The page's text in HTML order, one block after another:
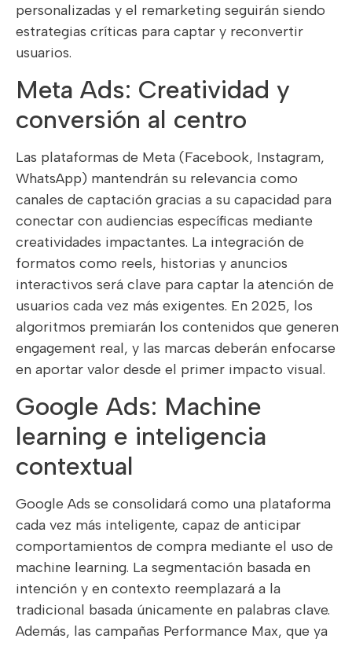
personalizadas y el remarketing seguirán siendo
estrategias críticas para captar y reconvertir
usuarios.
Meta Ads: Creatividad y
conversión al centro
Las plataformas de Meta (Facebook, Instagram,
WhatsApp) mantendrán su relevancia como
canales de captación gracias a su capacidad para
conectar con audiencias específicas mediante
creatividades impactantes. La integración de
formatos como reels, historias y anuncios
interactivos será clave para captar la atención de
usuarios cada vez más exigentes. En 2025, los
algoritmos premiarán los contenidos que generen
engagement real, y las marcas deberán enfocarse
en aportar valor desde el primer impacto visual.
Google Ads: Machine
learning e inteligencia
contextual
Google Ads se consolidará como una plataforma
cada vez más inteligente, capaz de anticipar
comportamientos de compra mediante el uso de
machine learning. La segmentación basada en
intención y en contexto reemplazará a la
tradicional basada únicamente en palabras clave.
Además, las campañas Performance Max, que ya